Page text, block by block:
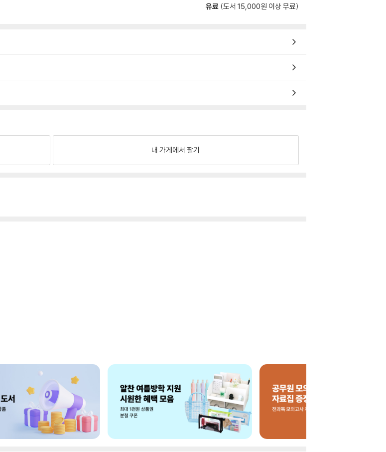
유료 (도서 15,000원 이상 무료)
내 가게에서 팔기